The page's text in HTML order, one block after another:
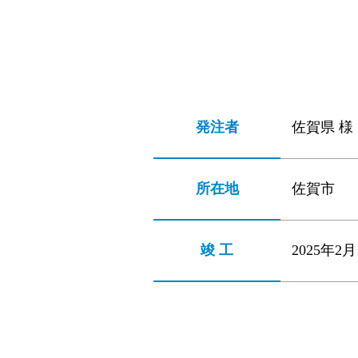
発注者 佐賀県 様
所在地 佐賀市
竣 工 2025年2